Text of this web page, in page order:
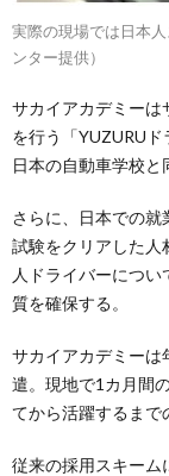
実際の現場では日本
ンター提供）
サカイアカデミーは
を行う「YUZURUド
日本の自動車学校と
さらに、日本での
試験をクリアした人
人ドライバーにつ
質を確保する。
サカイアカデミーは
遣。現地で1カ月間
てから活躍するまで
従来の採用スキー